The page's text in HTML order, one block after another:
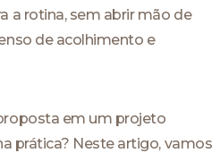
a rotina, sem abrir mão de
de acolhimento e
em um projeto
prática? Neste artigo, vamos